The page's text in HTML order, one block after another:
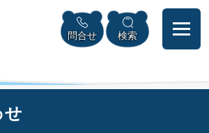
メニューを飛ばして本文へ
問合せ 検索